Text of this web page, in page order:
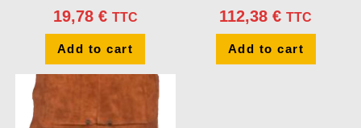
19,78 € TTC
Add to cart
112,38€ TTC
Add to cart